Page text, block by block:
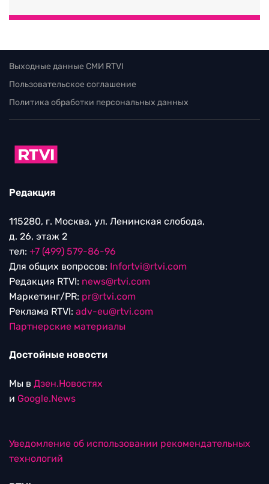
Выходные данные СМИ RTVI
Пользовательское соглашение
Политика обработки персональных данных
Редакция
115280, г. Москва, ул. Ленинская слобода,
д. 26, этаж 2
тел: +7 (499) 579-86-96
Для общих вопросов: Infortvi@rtvi.com
Редакция RTVI: news@rtvi.com
Маркетинг/PR: pr@rtvi.com
Реклама RTVI: adv-eu@rtvi.com
Партнерские материалы
Достойные новости
Мы в Дзен.Новостях
и Google.News
Уведомление об использовании рекомендательных
технологий